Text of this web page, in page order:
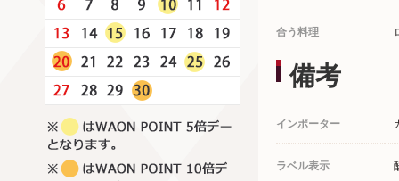
合う料理
備考
インポーター
ラベル表示